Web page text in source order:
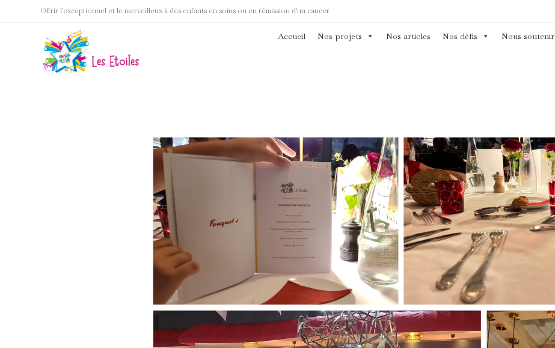
Offrir l'exceptionnel et le merveilleux à des enfants en soins ou en rémission d'un cancer.
Accueil Nos projets Nos articles Nos défis Nous soutenir